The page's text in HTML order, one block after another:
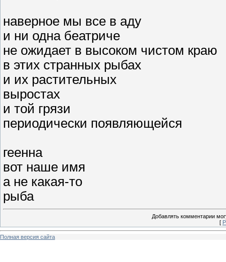
наверное мы все в аду
и ни одна беатриче
не ожидает в высоком чистом краю
в этих странных рыбах
и их растительных
выростах
и той грязи
периодически появляющейся
геенна
вот наше имя
а не какая-то
рыба
Добавлять комментарии
[
Полная версия сайта